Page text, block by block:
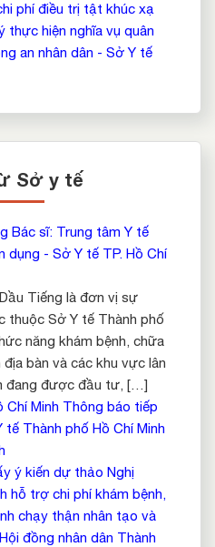
phí điều trị tật khúc xạ
thực hiện nghĩa vụ quân
an nhân dân - Sở Y tế
Sở y tế
Bác sĩ: Trung tâm Y tế
dụng - Sở Y tế TP. Hồ Chí
Tiếng là đơn vị sự
thuộc Sở Y tế Thành phố
năng khám bệnh, chữa
bàn và các khu vực lân
đang được đầu tư, […]
Chí Minh Thông báo tiếp
Thành phố Hồ Chí Minh
ý kiến dự thảo Nghị
hỗ trợ chi phí khám bệnh,
chạy thận nhân tạo và
đồng nhân dân Thành